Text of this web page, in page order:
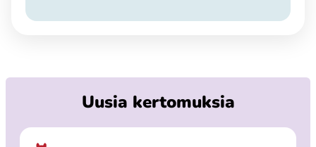
Uusia kertomuksia